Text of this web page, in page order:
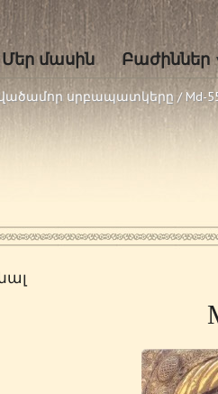
Մեր մասին Բաժիններ
սրբապատկերը / Md-